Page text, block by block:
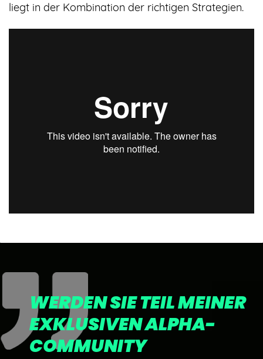
liegt in der Kombination der richtigen Strategien.
WERDEN SIE TEIL MEINER
EXKLUSIVEN ALPHA-
COMMUNITY